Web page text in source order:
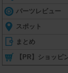
パーツレビュー
スポット
まとめ
【PR】ショッピ